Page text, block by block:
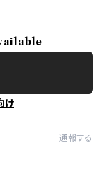
け
通報する